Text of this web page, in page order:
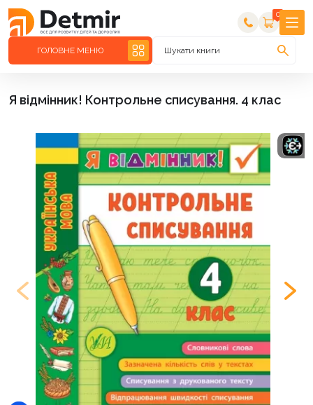
0
ГОЛОВНЕ МЕНЮ Шукати книги
Я відмінник! Контрольне списування. 4 клас